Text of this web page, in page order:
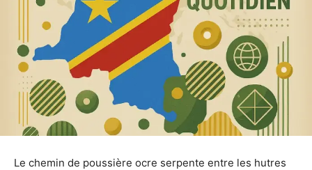
Le chemin de poussière ocre serpente entre les hutres